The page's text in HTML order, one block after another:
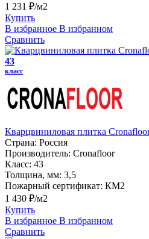
1 231 ₽/м2
Купить
В избранное В избранном
Сравнить
43
класс
Кварцвиниловая плитка
Страна: Россия
Производитель: Cronafloor
Класс: 43
Толщина, мм: 3,5
Пожарный сертификат: КМ2
1 430 ₽/м2
Купить
В избранное В избранном
Сравнить